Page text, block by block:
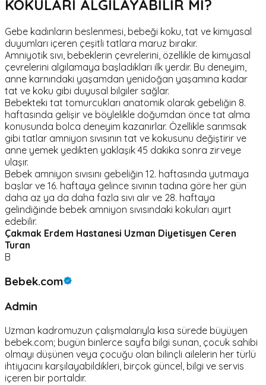
KOKULARI ALGILAYABİLİR Mİ?
Gebe kadınların beslenmesi, bebeği koku, tat ve kimyasal
duyumları içeren çeşitli tatlara maruz bırakır.
Amniyotik sıvı, bebeklerin çevrelerini, özellikle de kimyasal
çevrelerini algılamaya başladıkları ilk yerdir. Bu deneyim,
anne karnındaki yaşamdan yenidoğan yaşamına kadar
tat ve koku gibi duyusal bilgiler sağlar.
Bebekteki tat tomurcukları anatomik olarak gebeliğin 8.
haftasında gelişir ve böylelikle doğumdan önce tat alma
konusunda bolca deneyim kazanırlar. Özellikle sarımsak
gibi tatlar amniyon sıvısının tat ve kokusunu değiştirir ve
anne yemek yedikten yaklaşık 45 dakika sonra zirveye
ulaşır.
Bebek amniyon sıvısını gebeliğin 12. haftasında yutmaya
başlar ve 16. haftaya gelince sıvının tadına göre her gün
daha az ya da daha fazla sıvı alır ve 28. haftaya
gelindiğinde bebek amniyon sıvısındaki kokuları ayırt
edebilir.
Çakmak Erdem Hastanesi Uzman Diyetisyen Ceren
Turan
B
Bebek.com
Admin
Uzman kadromuzun çalışmalarıyla kısa sürede büyüyen
bebek.com; bugün binlerce sayfa bilgi sunan, çocuk sahibi
olmayı düşünen veya çocuğu olan bilinçli ailelerin her türlü
ihtiyacını karşılayabildikleri, birçok güncel, bilgi ve servis
içeren bir portaldır.